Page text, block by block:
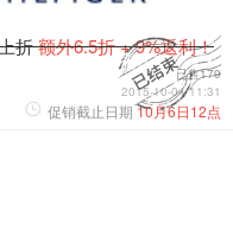
折额外6.5折 + 9%返利！
已售179
2015-10-04 11:31
促销截止日期10月6日12点